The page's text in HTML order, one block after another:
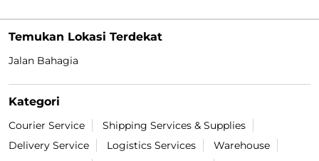
Temukan Lokasi Terdekat
Jalan Bahagia
Kategori
Courier Service
Shipping Services & Supplies
Delivery Service
Logistics Services
Warehouse